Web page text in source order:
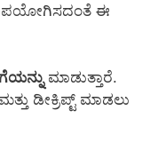
ಉಪಯೋಗಿಸದಂತೆ ಈ
ಮಾಡುತ್ತಾರೆ.
ಡೀಕ್ರಿಪ್ಟ್ ಮಾಡಲು